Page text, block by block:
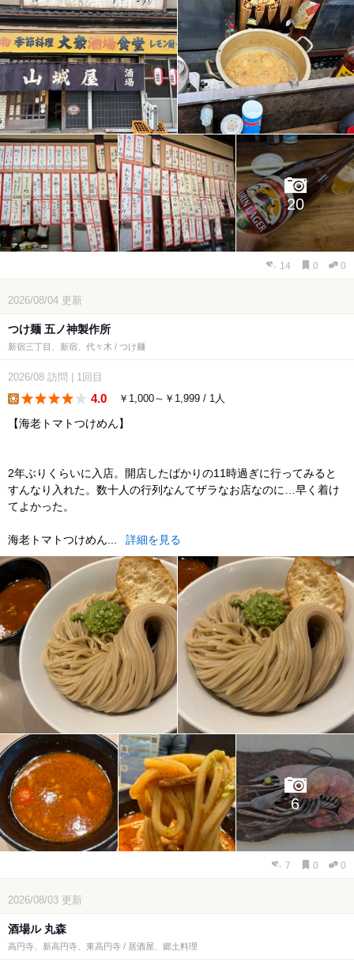
20
14 0 0
2026/08/04 更新
つけ麺 五ノ神製作所
新宿三丁目、新宿、代々木 / つけ麺
2026/08 訪問 1回目
4.0 ￥1,000～￥1,999 / 1人
【海老トマトつけめん】
2年ぶりくらいに入店。開店したばかりの11時過ぎに行ってみると
すんなり入れた。数十人の行列なんてザラなお店なのに…早く着け
てよかった。
海老トマトつけめん... 詳細を見る
6
7 0 0
2026/08/03 更新
酒場ル 丸森
高円寺、新高円寺、東高円寺 / 居酒屋、郷土料理